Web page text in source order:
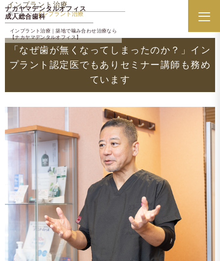
ナカヤマデンタルオフィス
成人総合歯科
インプラント治療｜築地で噛み合わせ治療なら
【ナカヤマデンタルオフィス】
メニ
インプラント治療
ホーム インプラント治療
「なぜ歯が無くなってしまったのか？」 イン
プラント認定医でもありセミナー講師も務め
ています